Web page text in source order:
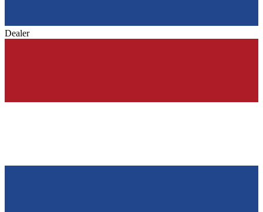
Dealer